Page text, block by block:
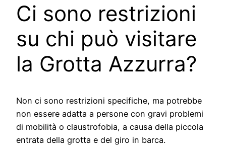
Ci sono restrizioni
su chi può visitare
la Grotta Azzurra?
Non ci sono restrizioni specifiche, ma potrebbe
non essere adatta a persone con gravi problemi
di mobilità o claustrofobia, a causa della piccola
entrata della grotta e del giro in barca.